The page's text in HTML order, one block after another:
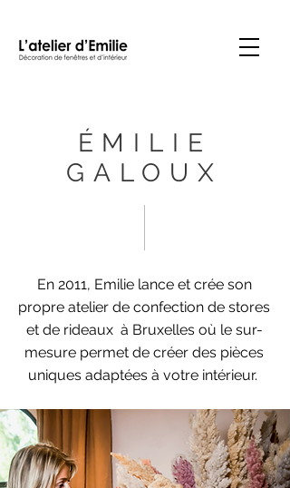
ÉMILIE
GALOUX
En 2011, Emilie lance et crée son
propre atelier de confection de stores
et de rideaux à Bruxelles où le sur-
mesure permet de créer des pièces
uniques adaptées à votre intérieur.